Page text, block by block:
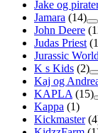
Jake og
Jamara (14)
John Deere
Judas Priest
Jurassic World
K s Kids (2)
Kaj og
KAPLA (15)
Kappa (1)
Kickmaster